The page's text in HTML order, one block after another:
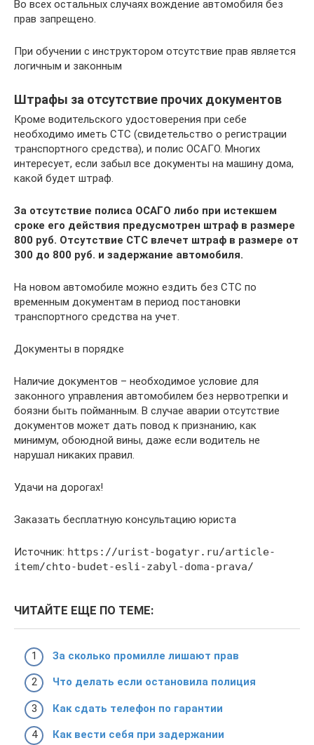
Во всех остальных случаях вождение автомобиля без
прав запрещено.
При обучении с инструктором отсутствие прав является
логичным и законным
Штрафы за отсутствие прочих документов
Кроме водительского удостоверения при себе
необходимо иметь СТС (свидетельство о регистрации
транспортного средства), и полис ОСАГО. Многих
интересует, если забыл все документы на машину дома,
какой будет штраф.
За отсутствие полиса ОСАГО либо при истекшем
сроке его действия предусмотрен штраф в размере
800 руб. Отсутствие СТС влечет штраф в размере от
300 до 800 руб. и задержание автомобиля.
На новом автомобиле можно ездить без СТС по
временным документам в период постановки
транспортного средства на учет.
Документы в порядке
Наличие документов – необходимое условие для
законного управления автомобилем без нервотрепки и
боязни быть пойманным. В случае аварии отсутствие
документов может дать повод к признанию, как
минимум, обоюдной вины, даже если водитель не
нарушал никаких правил.
Удачи на дорогах!
Заказать бесплатную консультацию юриста
Источник: https://urist-bogatyr.ru/article-
item/chto-budet-esli-zabyl-doma-prava/
ЧИТАЙТЕ ЕЩЕ ПО ТЕМЕ:
За сколько промилле лишают прав
Что делать если остановила полиция
Как сдать телефон по гарантии
Как вести себя при задержании